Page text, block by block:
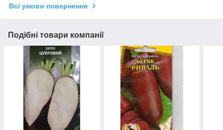
Всі умови повернення
Подібні товари компанії